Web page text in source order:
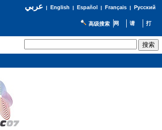
عربي| English | Español | Français| Русский
高级搜索